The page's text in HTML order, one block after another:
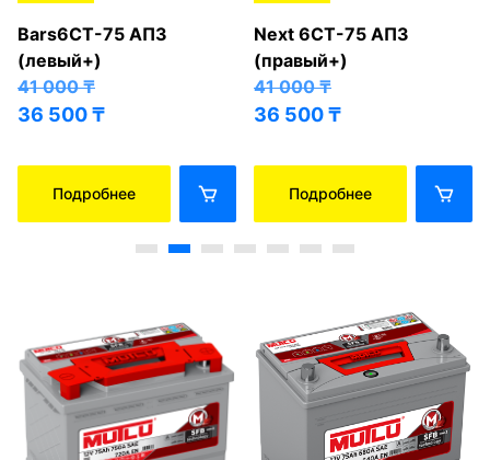
Bars6СТ-75 АПЗ
(левый+)
41 000₸
36 500₸
Подробнее
Next 6СТ-75 АПЗ
(правый+)
41 000₸
36 500₸
Подробнее